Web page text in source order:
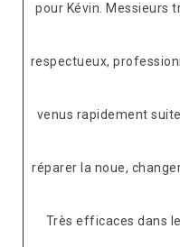
pour Kévin. Messieurs
respectueux,
venus rapidement
réparer la noue,
Très efficaces dans